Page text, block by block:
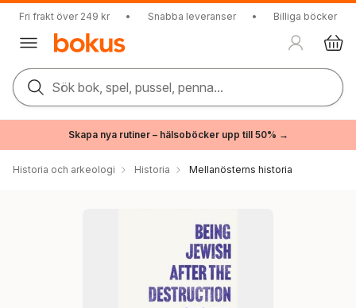
Fri frakt över 249 kr • Snabba leveranser • Billiga böcker
Sök bok, spel, pussel, penna...
Skapa nya rutiner – hälsoböcker upp till 50% →
Historia och arkeologi Historia Mellanösterns historia